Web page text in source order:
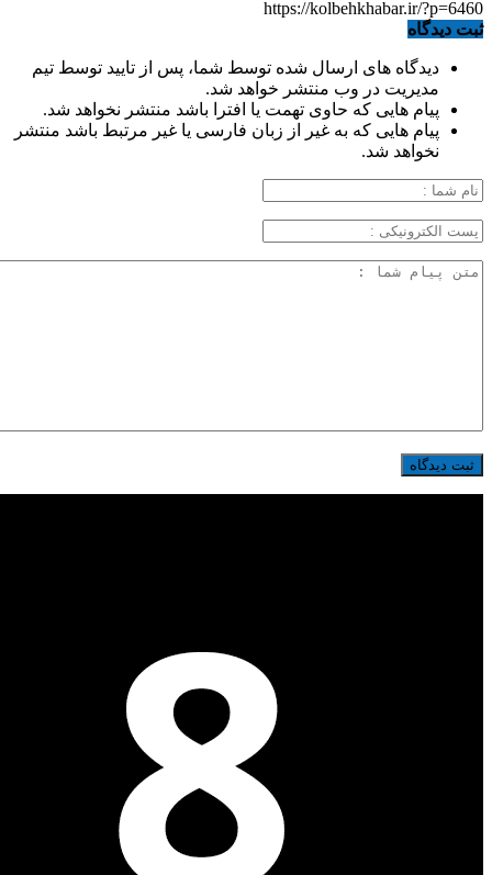
https://kolbehkhabar.ir/?p=6460
ثبت دیدگاه
دیدگاه های ارسال شده توسط شما، پس از تایید توسط تیم
مدیریت در وب منتشر خواهد شد.
پیام هایی که حاوی تهمت یا افترا باشد منتشر نخواهد شد.
پیام هایی که به غیر از زبان فارسی یا غیر مرتبط باشد منتشر
نخواهد شد.